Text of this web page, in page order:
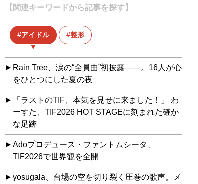
【関連キーワードから記事を探す】
アイドル 整形
Rain Tree、涙の“全員曲”初披露――。16人が心
をひとつにした夏の夜
「ラストのTIF、本気を見せに来ました！」 わ
ーすた、TIF2026 HOT STAGEに刻まれた確か
な足跡
Adoプロデュース・ファントムシータ、
TIF2026で世界観を全開
yosugala、台場の空を切り裂く圧巻の歌声。メ